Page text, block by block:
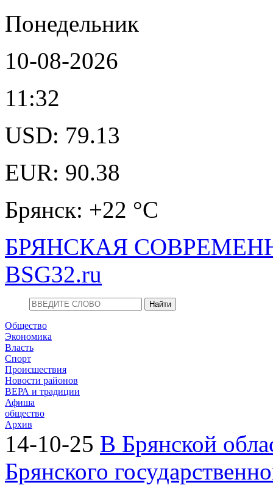
Понедельник
10-08-2026
11:32
USD: 79.13
EUR: 90.38
Брянск: +22 °С
БРЯНСКАЯ
BSG32.ru
Общество
Экономика
Власть
Спорт
Происшествия
Новости районов
ВЕРА и традиции
Афиша
общество
Архив
14-10-25 В Брянской
Брянского